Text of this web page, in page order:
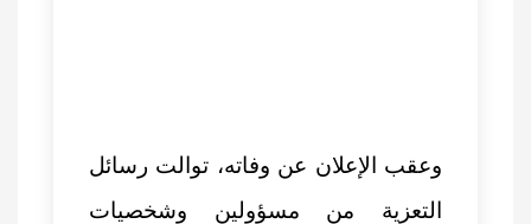
وعقب الإعلان عن وفاته، توالت رسائل
التعزية من مسؤولين وشخصيات